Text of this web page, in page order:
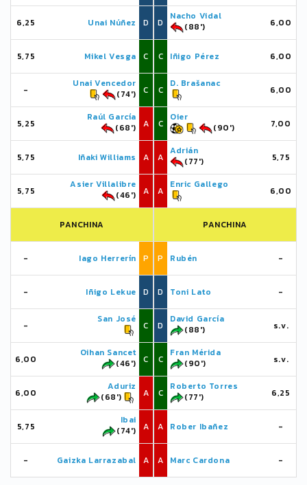
6,25 Unai Núñez D
5,75 Mikel Vesga C
-
Unai Vencedor
(74')
C
5,25
Raúl García
(68')
A
5,75 Iñaki Williams A
5,75
Asier Villalibre
(46')
A
PANCHINA
- Iago Herrerín P
- Iñigo Lekue D
-
San José
C
6,00
Oihan Sancet
(46')
C
6,00
Aduriz
(68')
A
5,75
Ibai
(74')
A
- Gaizka Larrazabal A
D
Nacho Vidal
(88')
6,00
C Iñigo Pérez 6,00
C
D. Brašanac
6,00
C
Oier
(90')
7,00
A
Adrián
(77')
5,75
A
Enric Gallego
6,00
PANCHINA
P Rubén -
D Toni Lato -
D
David García
(88')
s.v.
C
Fran Mérida
(90')
s.v.
C
Roberto Torres
(77')
6,25
A Rober Ibañez -
A Marc Cardona -